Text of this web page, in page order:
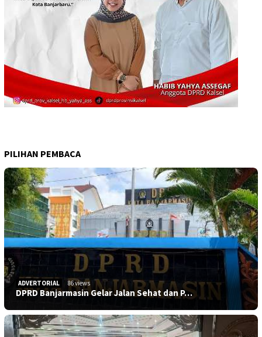
PILIHAN PEMBACA
ADVERTORIAL 86 views
DPRD Banjarmasin Gelar Jalan Sehat dan P…